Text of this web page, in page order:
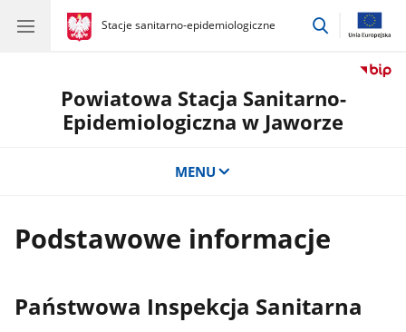
gov.pl
Stacje sanitarno-epidemiologiczne
gov.pl
Stacje
przejdź
Powiatowa Stacja Sanitarno-
Epidemiologiczna w Jaworze
MENU
Podstawowe informacje
Państwowa Inspekcja Sanitarna